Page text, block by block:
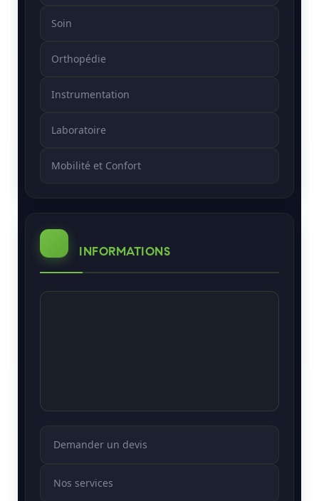
Soin
Orthopédie
Instrumentation
Laboratoire
Mobilité et Confort
INFORMATIONS
Demander un devis
Nos services